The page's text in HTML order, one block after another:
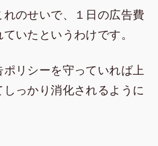
れのせいで、１日の広告費
いたというわけです。
リシーを守っていれば上
っかり消化されるように